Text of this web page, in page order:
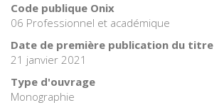
Code publique Onix
06 Professionnel et académique
Date de première publication du titre
21 janvier 2021
Type d'ouvrage
Monographie